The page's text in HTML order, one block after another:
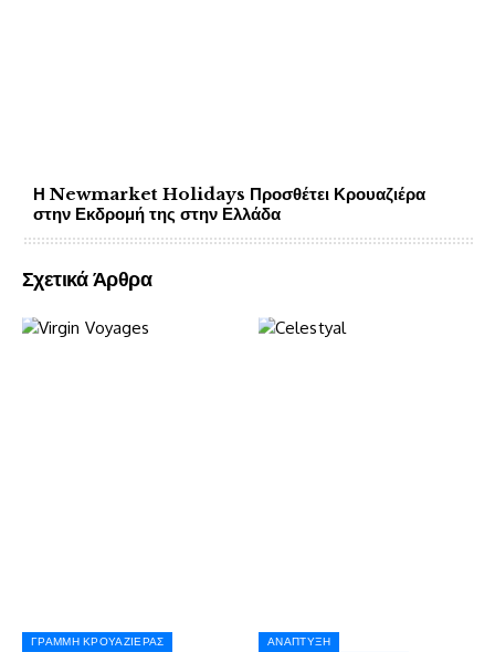
Η Newmarket Holidays Προσθέτει Κρουαζιέρα
στην Εκδρομή της στην Ελλάδα
Σχετικά Άρθρα
ΓΡΑΜΜΉ ΚΡΟΥΑΖΙΈΡΑΣ
ΑΝΆΠΤΥΞΗ